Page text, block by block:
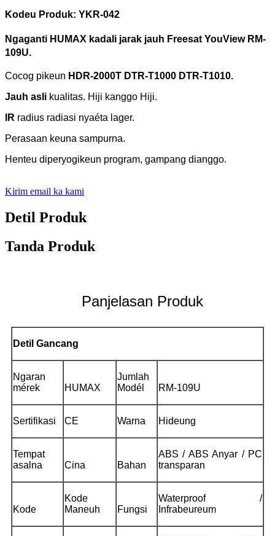
Kodeu Produk: YKR-042
Ngaganti HUMAX kadali jarak jauh Freesat YouView RM-
109U.
Cocog pikeun HDR-2000T DTR-T1000 DTR-T1010.
Jauh asli kualitas. Hiji kanggo Hiji.
IR radius radiasi nyaéta lager.
Perasaan keuna sampurna.
Henteu diperyogikeun program, gampang dianggo.
Kirim email ka kami
Detil Produk
Tanda Produk
Panjelasan Produk
Detil Gancang
Ngaran
mérek
HUMAX
Jumlah
Modél
RM-109U
Sertifikasi CE Warna Hideung
Tempat
asalna
Cina Bahan
ABS / ABS Anyar / PC
transparan
Kode
Kode
Maneuh
Fungsi
Waterproof /
Infrabeureum